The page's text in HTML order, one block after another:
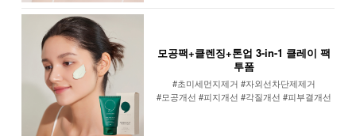
모공팩+클렌징+톤업 3-in-1 클레이 팩
투폼
#초미세먼지제거 #자외선차단제제거
#모공개선 #피지개선 #각질개선 #피부결개선